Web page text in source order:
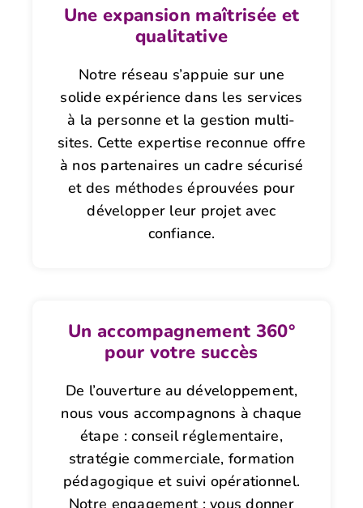
Une expansion maîtrisée et
qualitative
Notre réseau s’appuie sur une
solide expérience dans les services
à la personne et la gestion multi-
sites. Cette expertise reconnue offre
à nos partenaires un cadre sécurisé
et des méthodes éprouvées pour
développer leur projet avec
confiance.
Un accompagnement 360°
pour votre succès
De l’ouverture au développement,
nous vous accompagnons à chaque
étape : conseil réglementaire,
stratégie commerciale, formation
pédagogique et suivi opérationnel.
Notre engagement : vous donner